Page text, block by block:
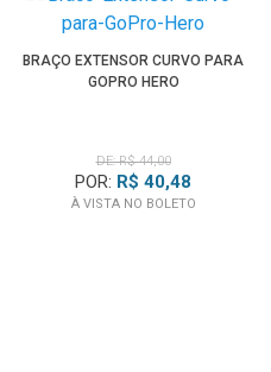
BRAÇO EXTENSOR CURVO PARA
GOPRO HERO
DE: R$ 44,00
POR: R$ 40,48
À VISTA NO BOLETO